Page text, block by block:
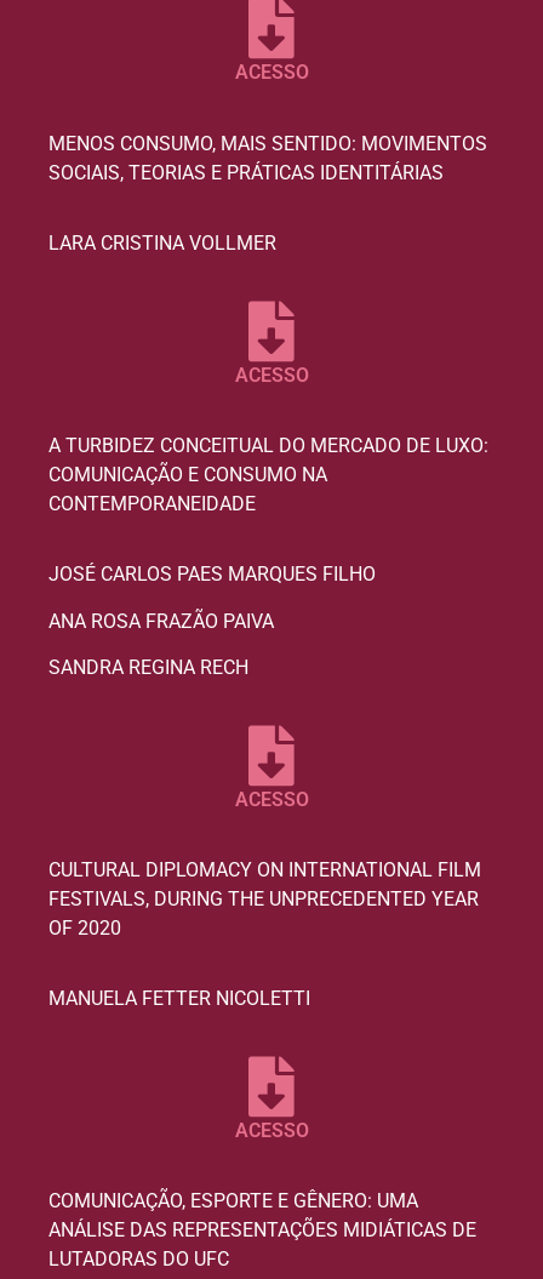
ACESSO
MENOS CONSUMO, MAIS SENTIDO: MOVIMENTOS
SOCIAIS, TEORIAS E PRÁTICAS IDENTITÁRIAS
LARA CRISTINA VOLLMER
ACESSO
A TURBIDEZ CONCEITUAL DO MERCADO DE LUXO:
COMUNICAÇÃO E CONSUMO NA
CONTEMPORANEIDADE
JOSÉ CARLOS PAES MARQUES FILHO
ANA ROSA FRAZÃO PAIVA
SANDRA REGINA RECH
ACESSO
CULTURAL DIPLOMACY ON INTERNATIONAL FILM
FESTIVALS, DURING THE UNPRECEDENTED YEAR
OF 2020
MANUELA FETTER NICOLETTI
ACESSO
COMUNICAÇÃO, ESPORTE E GÊNERO: UMA
ANÁLISE DAS REPRESENTAÇÕES MIDIÁTICAS DE
LUTADORAS DO UFC